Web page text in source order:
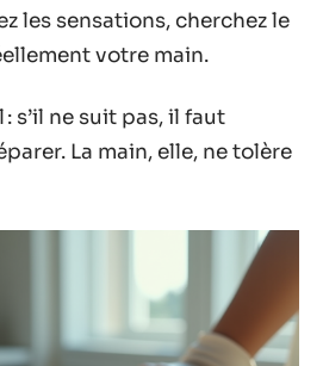
les sensations, cherchez le
votre main.
s’il ne suit pas, il faut
La main, elle, ne tolère